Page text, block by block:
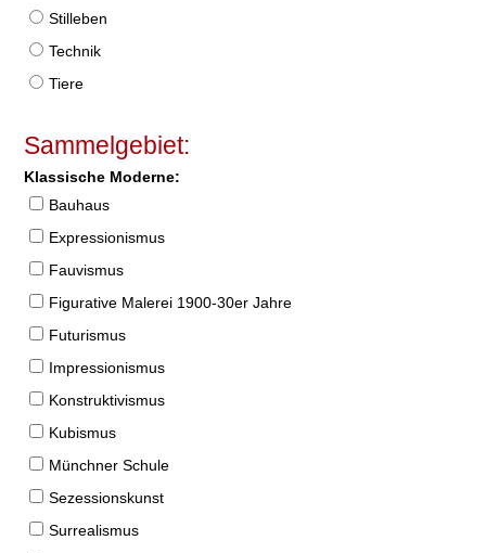
Stilleben
Technik
Tiere
Sammelgebiet:
Klassische Moderne:
Bauhaus
Expressionismus
Fauvismus
Figurative Malerei 1900-30er Jahre
Futurismus
Impressionismus
Konstruktivismus
Kubismus
Münchner Schule
Sezessionskunst
Surrealismus